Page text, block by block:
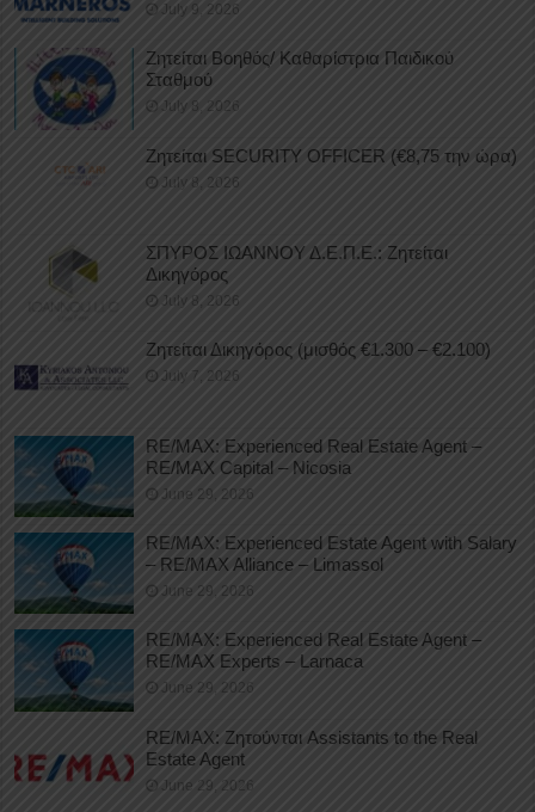
July 9, 2026
Ζητείται Βοηθός/ Καθαρίστρια Παιδικού
Σταθμού
July 8, 2026
Ζητείται SECURITY OFFICER (€8,75 την ώρα)
July 8, 2026
ΣΠΥΡΟΣ ΙΩΑΝΝΟΥ Δ.Ε.Π.Ε.: Ζητείται
Δικηγόρος
July 8, 2026
Ζητείται Δικηγόρος (μισθός €1.300 – €2.100)
July 7, 2026
RE/MAX: Experienced Real Estate Agent –
RE/MAX Capital – Nicosia
June 29, 2026
RE/MAX: Experienced Estate Agent with Salary
– RE/MAX Alliance – Limassol
June 29, 2026
RE/MAX: Experienced Real Estate Agent –
RE/MAX Experts – Larnaca
June 29, 2026
RE/MAX: Ζητούνται Assistants to the Real
Estate Agent
June 29, 2026